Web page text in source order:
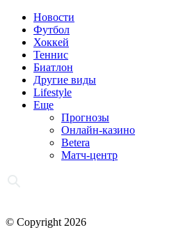
Новости
Футбол
Хоккей
Теннис
Биатлон
Другие виды
Lifestyle
Еще
Прогнозы
Онлайн-казино
Betera
Матч-центр
© Copyright 2026